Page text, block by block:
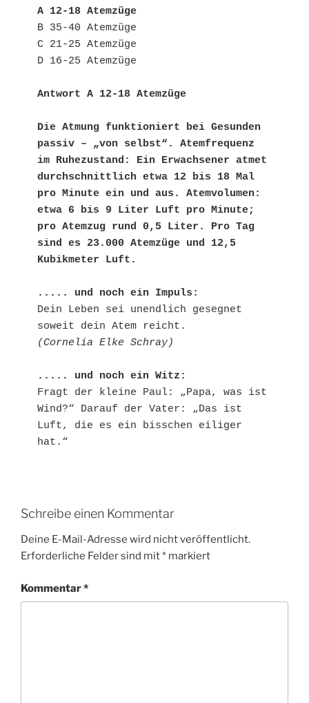
A 12-18 Atemzüge
B 35-40 Atemzüge
C 21-25 Atemzüge
D 16-25 Atemzüge
Antwort A 12-18 Atemzüge
Die Atmung funktioniert bei Gesunden
passiv – „von selbst“. Atemfrequenz
im Ruhezustand: Ein Erwachsener atmet
durchschnittlich etwa 12 bis 18 Mal
pro Minute ein und aus. Atemvolumen:
etwa 6 bis 9 Liter Luft pro Minute;
pro Atemzug rund 0,5 Liter. Pro Tag
sind es 23.000 Atemzüge und 12,5
Kubikmeter Luft.
..... und noch ein Impuls:
Dein Leben sei unendlich gesegnet
soweit dein Atem reicht.
(Cornelia Elke Schray)
..... und noch ein Witz:
Fragt der kleine Paul: „Papa, was ist
Wind?“ Darauf der Vater: „Das ist
Luft, die es ein bisschen eiliger
hat.“
Schreibe einen Kommentar
Deine E-Mail-Adresse wird nicht veröffentlicht.
Erforderliche Felder sind mit* markiert
Kommentar*